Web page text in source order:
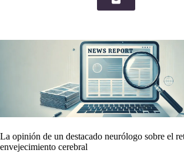
La opinión de un destacado neurólogo sobre el
envejecimiento cerebral